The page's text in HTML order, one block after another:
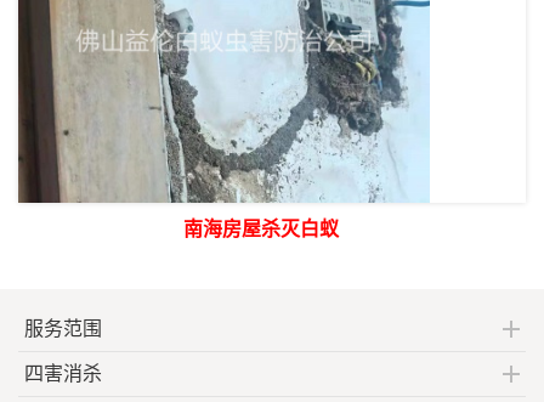
南海房屋杀灭白蚁
服务范围
四害消杀